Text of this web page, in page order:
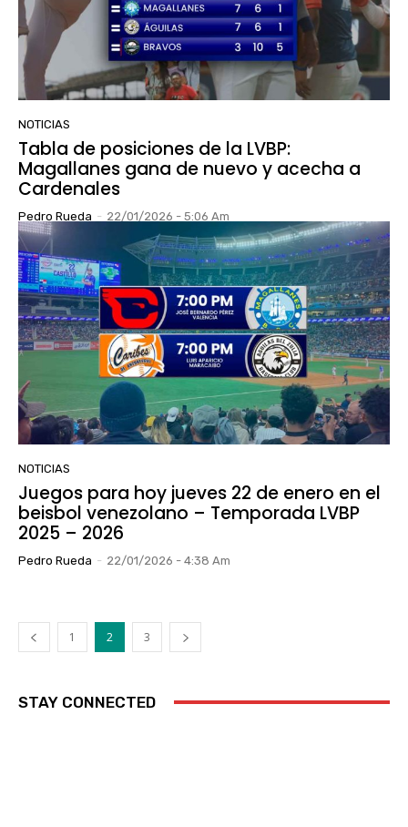
NOTICIAS
Tabla de posiciones de la LVBP:
Magallanes gana de nuevo y acecha a
Cardenales
Pedro Rueda - 22/01/2026 - 5:06 Am
NOTICIAS
Juegos para hoy jueves 22 de enero en el
beisbol venezolano – Temporada LVBP
2025 – 2026
Pedro Rueda - 22/01/2026 - 4:38 Am
1 2 3
STAY CONNECTED